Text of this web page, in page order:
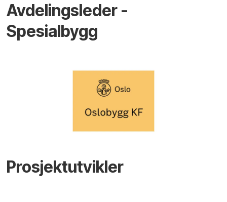
Avdelingsleder -
Spesialbygg
Prosjektutvikler